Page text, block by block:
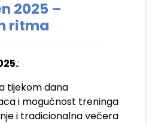
2025 –
ritma
:
tijekom dana
i mogućnost treninga
i tradicionalna večera